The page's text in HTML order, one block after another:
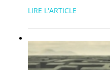
LIRE L'ARTICLE